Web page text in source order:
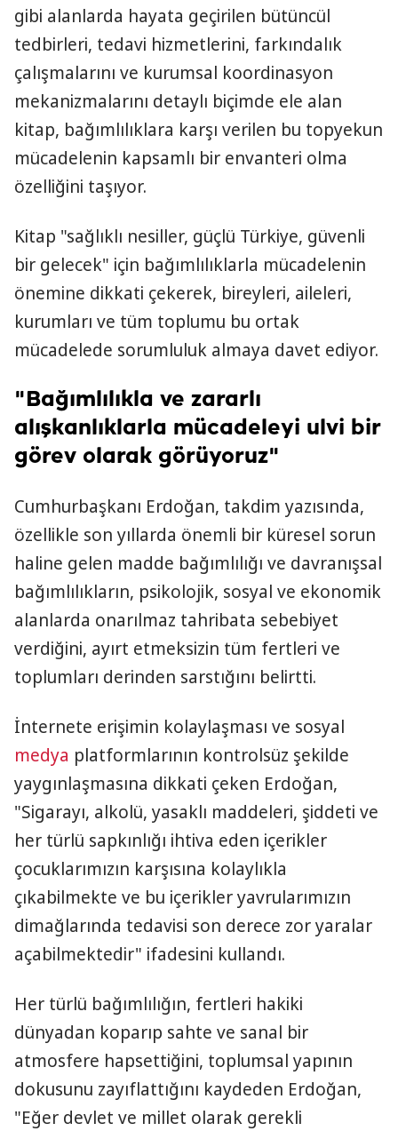
gibi alanlarda hayata geçirilen bütüncül
tedbirleri, tedavi hizmetlerini, farkındalık
çalışmalarını ve kurumsal koordinasyon
mekanizmalarını detaylı biçimde ele alan
kitap, bağımlılıklara karşı verilen bu topyekun
mücadelenin kapsamlı bir envanteri olma
özelliğini taşıyor.
Kitap "sağlıklı nesiller, güçlü Türkiye, güvenli
bir gelecek" için bağımlılıklarla mücadelenin
önemine dikkati çekerek, bireyleri, aileleri,
kurumları ve tüm toplumu bu ortak
mücadelede sorumluluk almaya davet ediyor.
"Bağımlılıkla ve zararlı
alışkanlıklarla mücadeleyi ulvi bir
görev olarak görüyoruz"
Cumhurbaşkanı Erdoğan, takdim yazısında,
özellikle son yıllarda önemli bir küresel sorun
haline gelen madde bağımlılığı ve davranışsal
bağımlılıkların, psikolojik, sosyal ve ekonomik
alanlarda onarılmaz tahribata sebebiyet
verdiğini, ayırt etmeksizin tüm fertleri ve
toplumları derinden sarstığını belirtti.
İnternete erişimin kolaylaşması ve sosyal
medya platformlarının kontrolsüz şekilde
yaygınlaşmasına dikkati çeken Erdoğan,
"Sigarayı, alkolü, yasaklı maddeleri, şiddeti ve
her türlü sapkınlığı ihtiva eden içerikler
çocuklarımızın karşısına kolaylıkla
çıkabilmekte ve bu içerikler yavrularımızın
dimağlarında tedavisi son derece zor yaralar
açabilmektedir" ifadesini kullandı.
Her türlü bağımlılığın, fertleri hakiki
dünyadan koparıp sahte ve sanal bir
atmosfere hapsettiğini, toplumsal yapının
dokusunu zayıflattığını kaydeden Erdoğan,
"Eğer devlet ve millet olarak gerekli